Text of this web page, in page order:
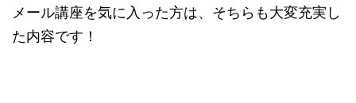
メール講座を気に入った方は、そちらも大変充実し
た内容です！